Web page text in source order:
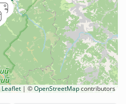
Leaflet | ©OpenStreetMapcontributors